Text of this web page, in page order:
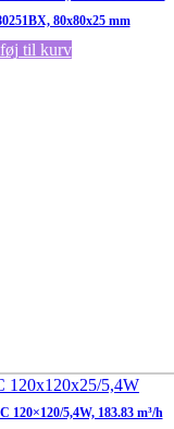
80x80x25 mm
til kurv
5,4W, 183.83 m³/h